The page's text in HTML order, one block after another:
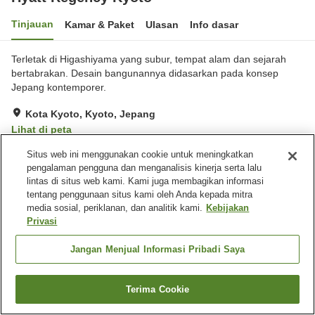
Tinjauan Kamar & Paket Ulasan Info dasar
Terletak di Higashiyama yang subur, tempat alam dan sejarah
bertabrakan. Desain bangunannya didasarkan pada konsep
Jepang kontemporer.
Kota Kyoto, Kyoto, Jepang
Lihat di peta
Hebat Ulasan:97
Fasilitas properti
Wi-Fi
Gym / Klub kebugaran
Lounge
Beranda Jepang Kyoto Kota Kyoto Hyatt Regency Kyoto
Cari kamar
Situs web ini menggunakan cookie untuk meningkatkan
pengalaman pengguna dan menganalisis kinerja serta lalu
lintas di situs web kami. Kami juga membagikan informasi
tentang penggunaan situs kami oleh Anda kepada mitra
media sosial, periklanan, dan analitik kami. Kebijakan
Privasi
Jangan Menjual Informasi Pribadi Saya
Terima Cookie